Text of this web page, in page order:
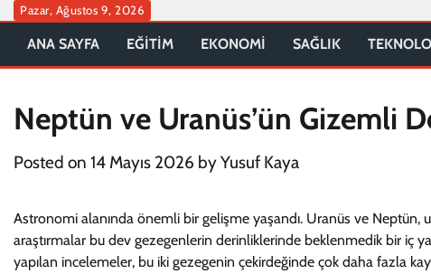
Skip
content
Pazar, Ağustos 9, 2026
ANA SAYFA EĞİTİM EKONOMİ SAĞLIK
Neptün ve Uranüs’ün Gizemli
Posted on 14 Mayıs 2026 byYusuf Kaya
Astronomi alanında önemli bir gelişme yaşandı. Uranüs ve Neptün,
araştırmalar bu dev gezegenlerin derinliklerinde beklenmedik bir iç
yapılan incelemeler, bu iki gezegenin çekirdeğinde çok daha fazla